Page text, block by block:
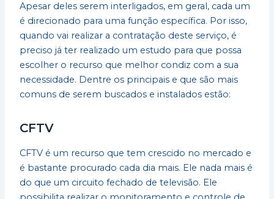
Apesar deles serem interligados, em geral, cada um
é direcionado para uma função específica. Por isso,
quando vai realizar a contratação deste serviço, é
preciso já ter realizado um estudo para que possa
escolher o recurso que melhor condiz com a sua
necessidade. Dentre os principais e que são mais
comuns de serem buscados e instalados estão:
CFTV
CFTV é um recurso que tem crescido no mercado e
é bastante procurado cada dia mais. Ele nada mais é
do que um circuito fechado de televisão. Ele